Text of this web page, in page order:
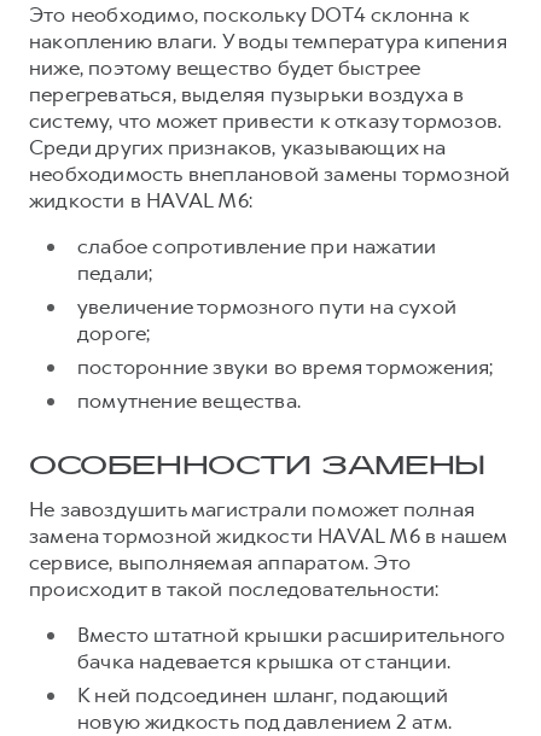
POER
от 3 449 000 ₽
Крупным корпоративным клиентам
Система управления автопарком
Сервис для корпоративных клиентов
HAVAL Лизинг
Автомобильные аксессуары
Коллекция CITY
Коллекция Базовая
Коллекция Детская
Руководства по эксплуатации
Подписки
АКСЕССУАРЫ HAVAL
Автомобильные аксессуары
Коллекция Базовая
Коллекция Детская
Это необходимо, поскольку DOT4 склонна к
накоплению влаги. У воды температура кипения
ниже, поэтому вещество будет быстрее
перегреваться, выделяя пузырьки воздуха в
систему, что может привести к отказу тормозов.
Среди других признаков, указывающих на
необходимость внеплановой замены тормозной
жидкости в HAVAL M6:
слабое сопротивление при нажатии
педали;
увеличение тормозного пути на сухой
дороге;
посторонние звуки во время торможения;
помутнение вещества.
ОСОБЕННОСТИ ЗАМЕНЫ
Не завоздушить магистрали поможет полная
замена тормозной жидкости HAVAL M6 в нашем
сервисе, выполняемая аппаратом. Это
происходит в такой последовательности:
Вместо штатной крышки расширительного
бачка надевается крышка от станции.
К ней подсоединен шланг, подающий
новую жидкость под давлением 2 атм.